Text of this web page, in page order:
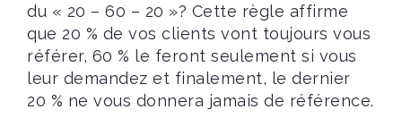
du « 20 – 60 – 20 »? Cette règle affirme
que 20 % de vos clients vont toujours vous
référer, 60 % le feront seulement si vous
leur demandez et finalement, le dernier
20 % ne vous donnera jamais de référence.